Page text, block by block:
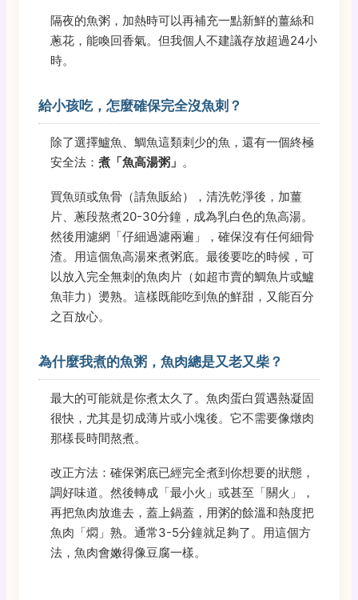
隔夜的魚粥，加熱時可以再補充一點新鮮的薑絲和
蔥花，能喚回香氣。但我個人不建議存放超過24小
時。
給小孩吃，怎麼確保完全沒魚刺？
除了選擇鱸魚、鯛魚這類刺少的魚，還有一個終極
安全法： 煮「魚高湯粥」 。
買魚頭或魚骨（請魚販給），清洗乾淨後，加薑
片、蔥段熬煮20-30分鐘，成為乳白色的魚高湯。
然後用濾網「仔細過濾兩遍」，確保沒有任何細骨
渣。用這個魚高湯來煮粥底。最後要吃的時候，可
以放入完全無刺的魚肉片（如超市賣的鯛魚片或鱸
魚菲力）燙熟。這樣既能吃到魚的鮮甜，又能百分
之百放心。
為什麼我煮的魚粥，魚肉總是又老又柴？
最大的可能就是你煮太久了。魚肉蛋白質遇熱凝固
很快，尤其是切成薄片或小塊後。它不需要像燉肉
那樣長時間熬煮。
改正方法：確保粥底已經完全煮到你想要的狀態，
調好味道。然後轉成「最小火」或甚至「關火」，
再把魚肉放進去，蓋上鍋蓋，用粥的餘溫和熱度把
魚肉「燜」熟。通常3-5分鐘就足夠了。用這個方
法，魚肉會嫩得像豆腐一樣。